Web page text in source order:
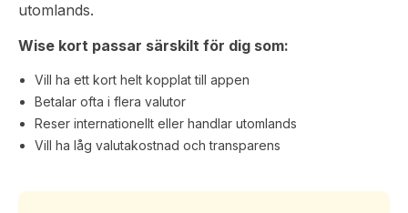
utomlands.
Wise kort passar särskilt för dig som:
Vill ha ett kort helt kopplat till appen
Betalar ofta i flera valutor
Reser internationellt eller handlar utomlands
Vill ha låg valutakostnad och transparens